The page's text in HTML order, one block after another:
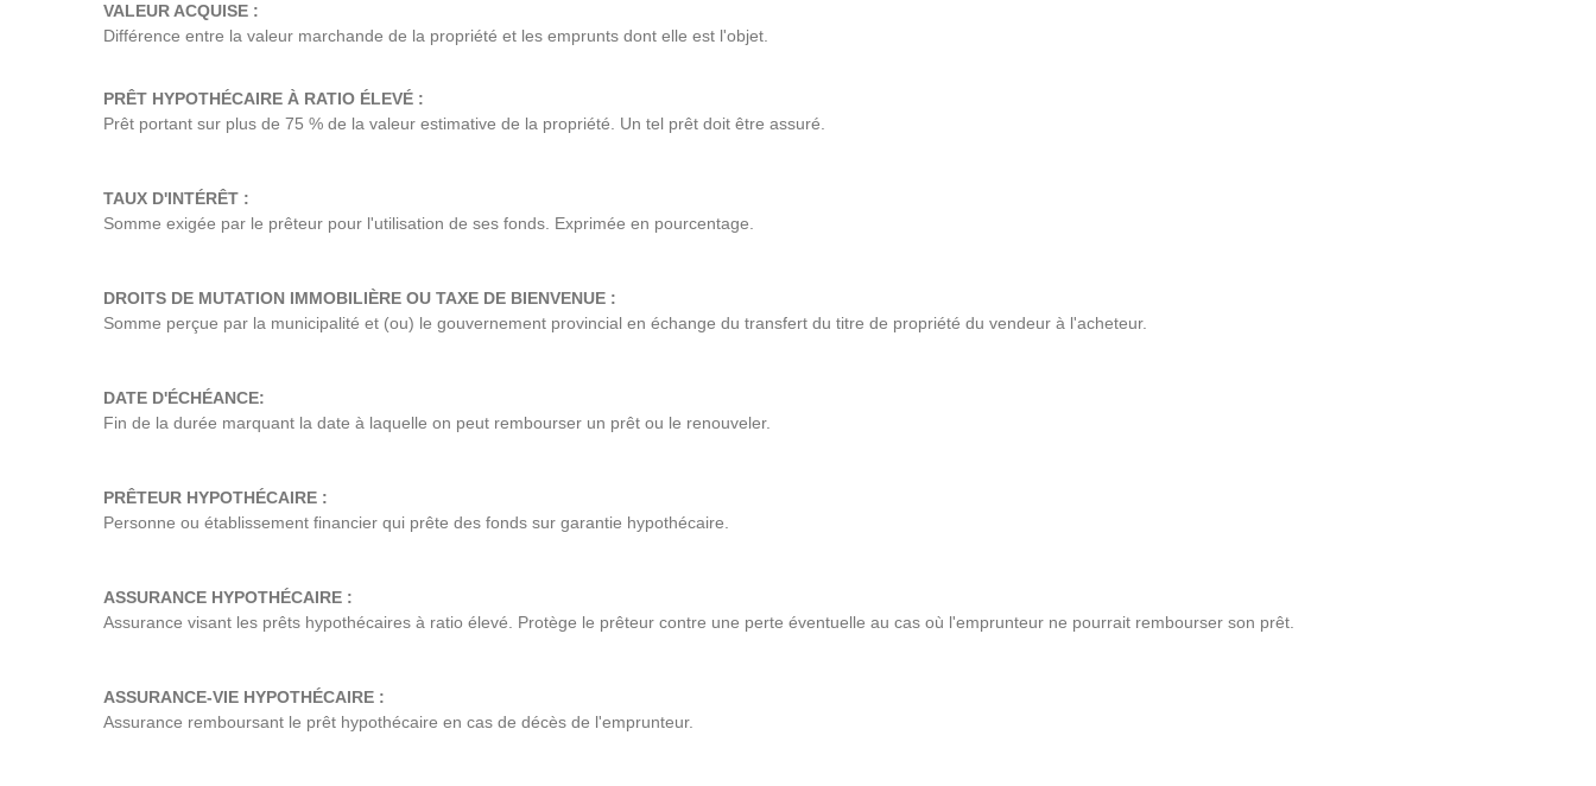
VALEUR ACQUISE :
Différence entre la valeur marchande de la propriété et les emprunts dont elle est l'objet.
PRÊT HYPOTHÉCAIRE À RATIO ÉLEVÉ :
Prêt portant sur plus de 75 % de la valeur estimative de la propriété. Un tel prêt doit être assuré.
TAUX D'INTÉRÊT :
Somme exigée par le prêteur pour l'utilisation de ses fonds. Exprimée en pourcentage.
DROITS DE MUTATION IMMOBILIÈRE OU TAXE DE BIENVENUE :
Somme perçue par la municipalité et (ou) le gouvernement provincial en échange du transfert du titre de propriété du vendeur à l'acheteur.
DATE D'ÉCHÉANCE:
Fin de la durée marquant la date à laquelle on peut rembourser un prêt ou le renouveler.
PRÊTEUR HYPOTHÉCAIRE :
Personne ou établissement financier qui prête des fonds sur garantie hypothécaire.
ASSURANCE HYPOTHÉCAIRE :
Assurance visant les prêts hypothécaires à ratio élevé. Protège le prêteur contre une perte éventuelle au cas où l'emprunteur ne pourrait rembourser son prêt.
ASSURANCE-VIE HYPOTHÉCAIRE :
Assurance remboursant le prêt hypothécaire en cas de décès de l'emprunteur.